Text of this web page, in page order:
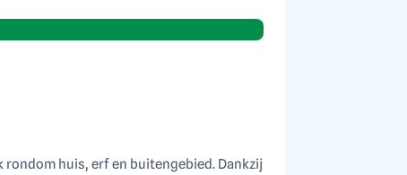
huis, erf en buitengebied. Dankzij